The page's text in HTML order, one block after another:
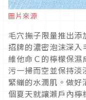
圖片來源
毛穴撫子限量推出添
招牌的濃密泡沫深入
維他命Ｃ的檸檬保
污一掃而空並保持
緊繃的水潤肌。做
個夏天就讓瀨戶內檸